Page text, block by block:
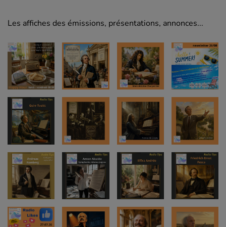
Les affiches des émissions, présentations, annonces...